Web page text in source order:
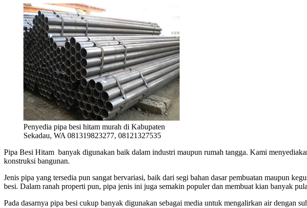
Penyedia pipa besi hitam murah di Kabupaten
Sekadau, WA 081319823277, 08121327535
Pipa Besi Hitam banyak digunakan baik dalam industri maupun rumah tangga. Kami
konstruksi bangunan.
Jenis pipa yang tersedia pun sangat bervariasi, baik dari segi bahan dasar pembuatan maupun
besi. Dalam ranah properti pun, pipa jenis ini juga semakin populer dan membuat kian banyak
Pada dasarnya pipa besi cukup banyak digunakan sebagai media untuk mengalirkan air dengan